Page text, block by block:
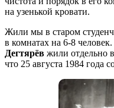
на узенькой кровати.
Жили мы в старом
в комнатах на 6-8 человек.
Дегтярёв жили отдельно
что 25 августа 1984 года